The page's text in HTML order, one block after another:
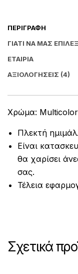
ΠΕΡΙΓΡΑΦΉ
ΓΙΑΤΊ ΝΑ ΜΑΣ
ΕΤΑΙΡΊΑ
ΑΞΙΟΛΟΓΉΣΕΙΣ (4)
Χρώμα: Multicolor
Πλεκτή
Είναι
θα χαρίσει
σας.
Τέλεια
Σχετικά